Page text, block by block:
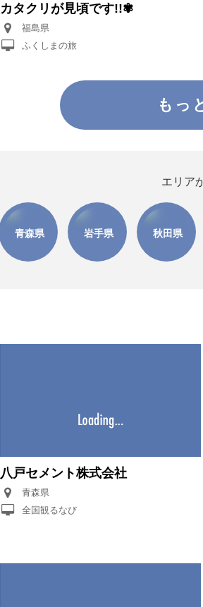
カタクリが見頃です!!✾
福島県
ふくしまの旅
もっ
エリア
青森県 岩手県 秋田県
八戸セメント株式会社
青森県
全国観るなび